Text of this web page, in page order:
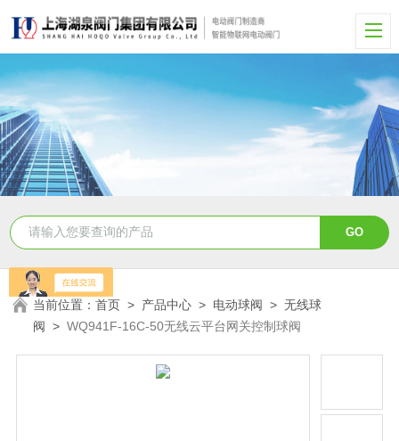
当前位置：首页 > 产品中心 > 电动球阀 >无线球
阀 >WQ941F-16C-50无线云平台网关控制球阀